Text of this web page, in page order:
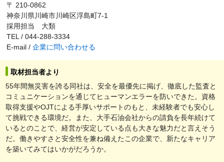
〒 210-0862
神奈川県川崎市川崎区浮島町7-1
採用担当 大類
TEL / 044-288-3334
E-mail / 企業に問い合わせる
取材担当者より
55年間無災害を誇る同社は、安全を最優先に掲げ、徹底した監査と
コミュニケーションを通じてヒューマンエラーを防いできた。資格
取得支援やOJTによる手厚いサポートのもと、未経験者でも安心し
て挑戦できる環境だ。また、大手石油会社からの請負を長年続けて
いるとのことで、経営が安定している点も大きな魅力だと言えそう
だ。働きやすさと安全性を兼ね備えたこの企業で、新たなキャリア
を築いてみてはいかがだろうか。